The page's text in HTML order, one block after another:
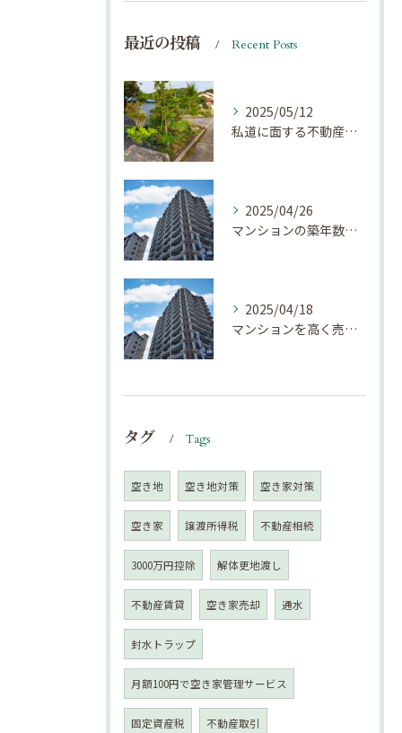
最近の投稿 Recent Posts
2025/05/12
私道に面する不動産は売却しにくい？｜不動産売却豆知識（第69回）
2025/04/26
マンションの築年数による資産価値の変化とは｜不動産売却豆知識（第68回）
2025/04/18
マンションを高く売却するための注意点！
タグ Tags
空き地 空き地対策 空き家対策
空き家 譲渡所得税 不動産相続
3000万円控除 解体更地渡し
不動産賃貸 空き家売却 通水
封水トラップ
月額100円で空き家管理サービス
固定資産税 不動産取引